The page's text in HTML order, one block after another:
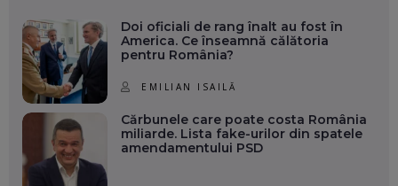
Doi oficiali de rang înalt au fost în
America. Ce înseamnă călătoria
pentru România?
EMILIAN ISAILĂ
Cărbunele care poate costa România
miliarde. Lista fake-urilor din spatele
amendamentului PSD